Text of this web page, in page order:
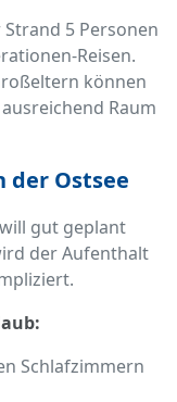
5 Personen
Reisen.
können
Raum
der Ostsee
gut geplant
der Aufenthalt
Schlafzimmern